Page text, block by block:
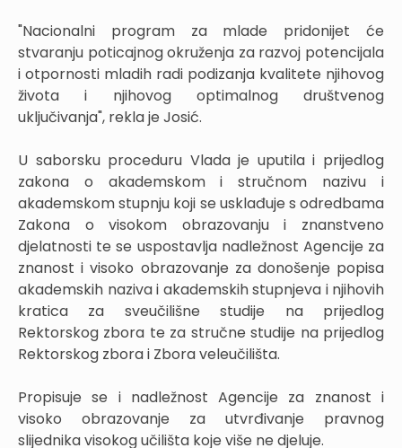
"Nacionalni program za mlade pridonijet će
stvaranju poticajnog okruženja za razvoj potencijala
i otpornosti mladih radi podizanja kvalitete njihovog
života i njihovog optimalnog društvenog
uključivanja", rekla je Josić.
U saborsku proceduru Vlada je uputila i prijedlog
zakona o akademskom i stručnom nazivu i
akademskom stupnju koji se usklađuje s odredbama
Zakona o visokom obrazovanju i znanstveno
djelatnosti te se uspostavlja nadležnost Agencije za
znanost i visoko obrazovanje za donošenje popisa
akademskih naziva i akademskih stupnjeva i njihovih
kratica za sveučilišne studije na prijedlog
Rektorskog zbora te za stručne studije na prijedlog
Rektorskog zbora i Zbora veleučilišta.
Propisuje se i nadležnost Agencije za znanost i
visoko obrazovanje za utvrđivanje pravnog
slijednika visokog učilišta koje više ne djeluje.